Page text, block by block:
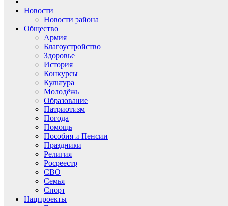
Новости
Новости района
Общество
Армия
Благоустройство
Здоровье
История
Конкурсы
Культура
Молодёжь
Образование
Патриотизм
Погода
Помощь
Пособия и Пенсии
Праздники
Религия
Росреестр
СВО
Семья
Спорт
Нацпроекты